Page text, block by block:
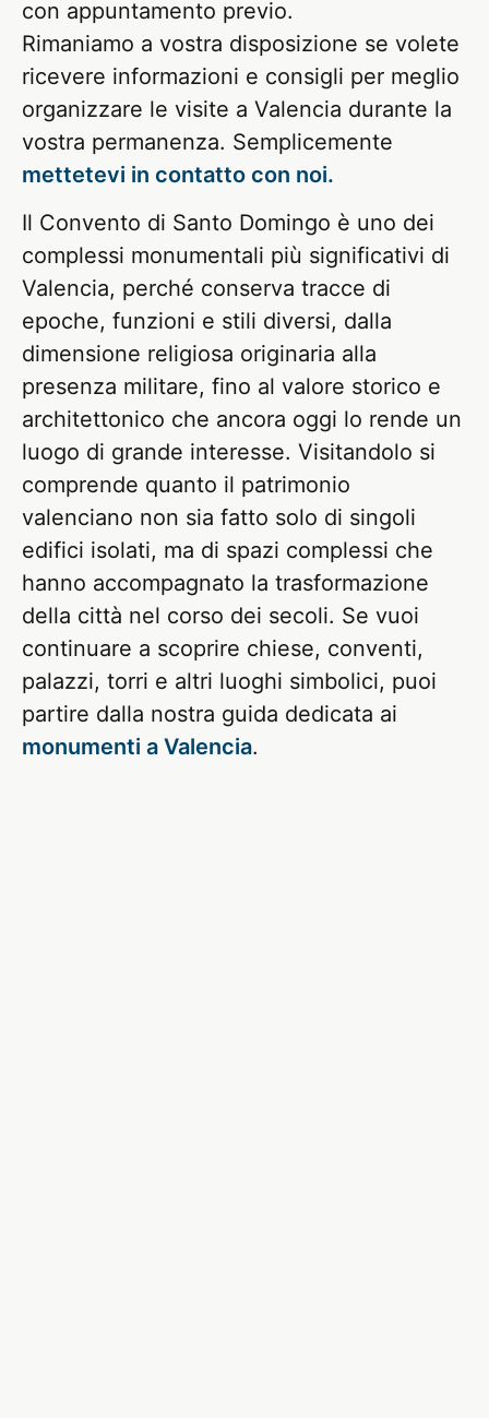
con appuntamento previo.
Rimaniamo a vostra disposizione se volete
ricevere informazioni e consigli per meglio
organizzare le visite a Valencia durante la
vostra permanenza. Semplicemente
mettetevi in contatto con noi.
Il Convento di Santo Domingo è uno dei
complessi monumentali più significativi di
Valencia, perché conserva tracce di
epoche, funzioni e stili diversi, dalla
dimensione religiosa originaria alla
presenza militare, fino al valore storico e
architettonico che ancora oggi lo rende un
luogo di grande interesse. Visitandolo si
comprende quanto il patrimonio
valenciano non sia fatto solo di singoli
edifici isolati, ma di spazi complessi che
hanno accompagnato la trasformazione
della città nel corso dei secoli. Se vuoi
continuare a scoprire chiese, conventi,
palazzi, torri e altri luoghi simbolici, puoi
partire dalla nostra guida dedicata ai
monumenti a Valencia.